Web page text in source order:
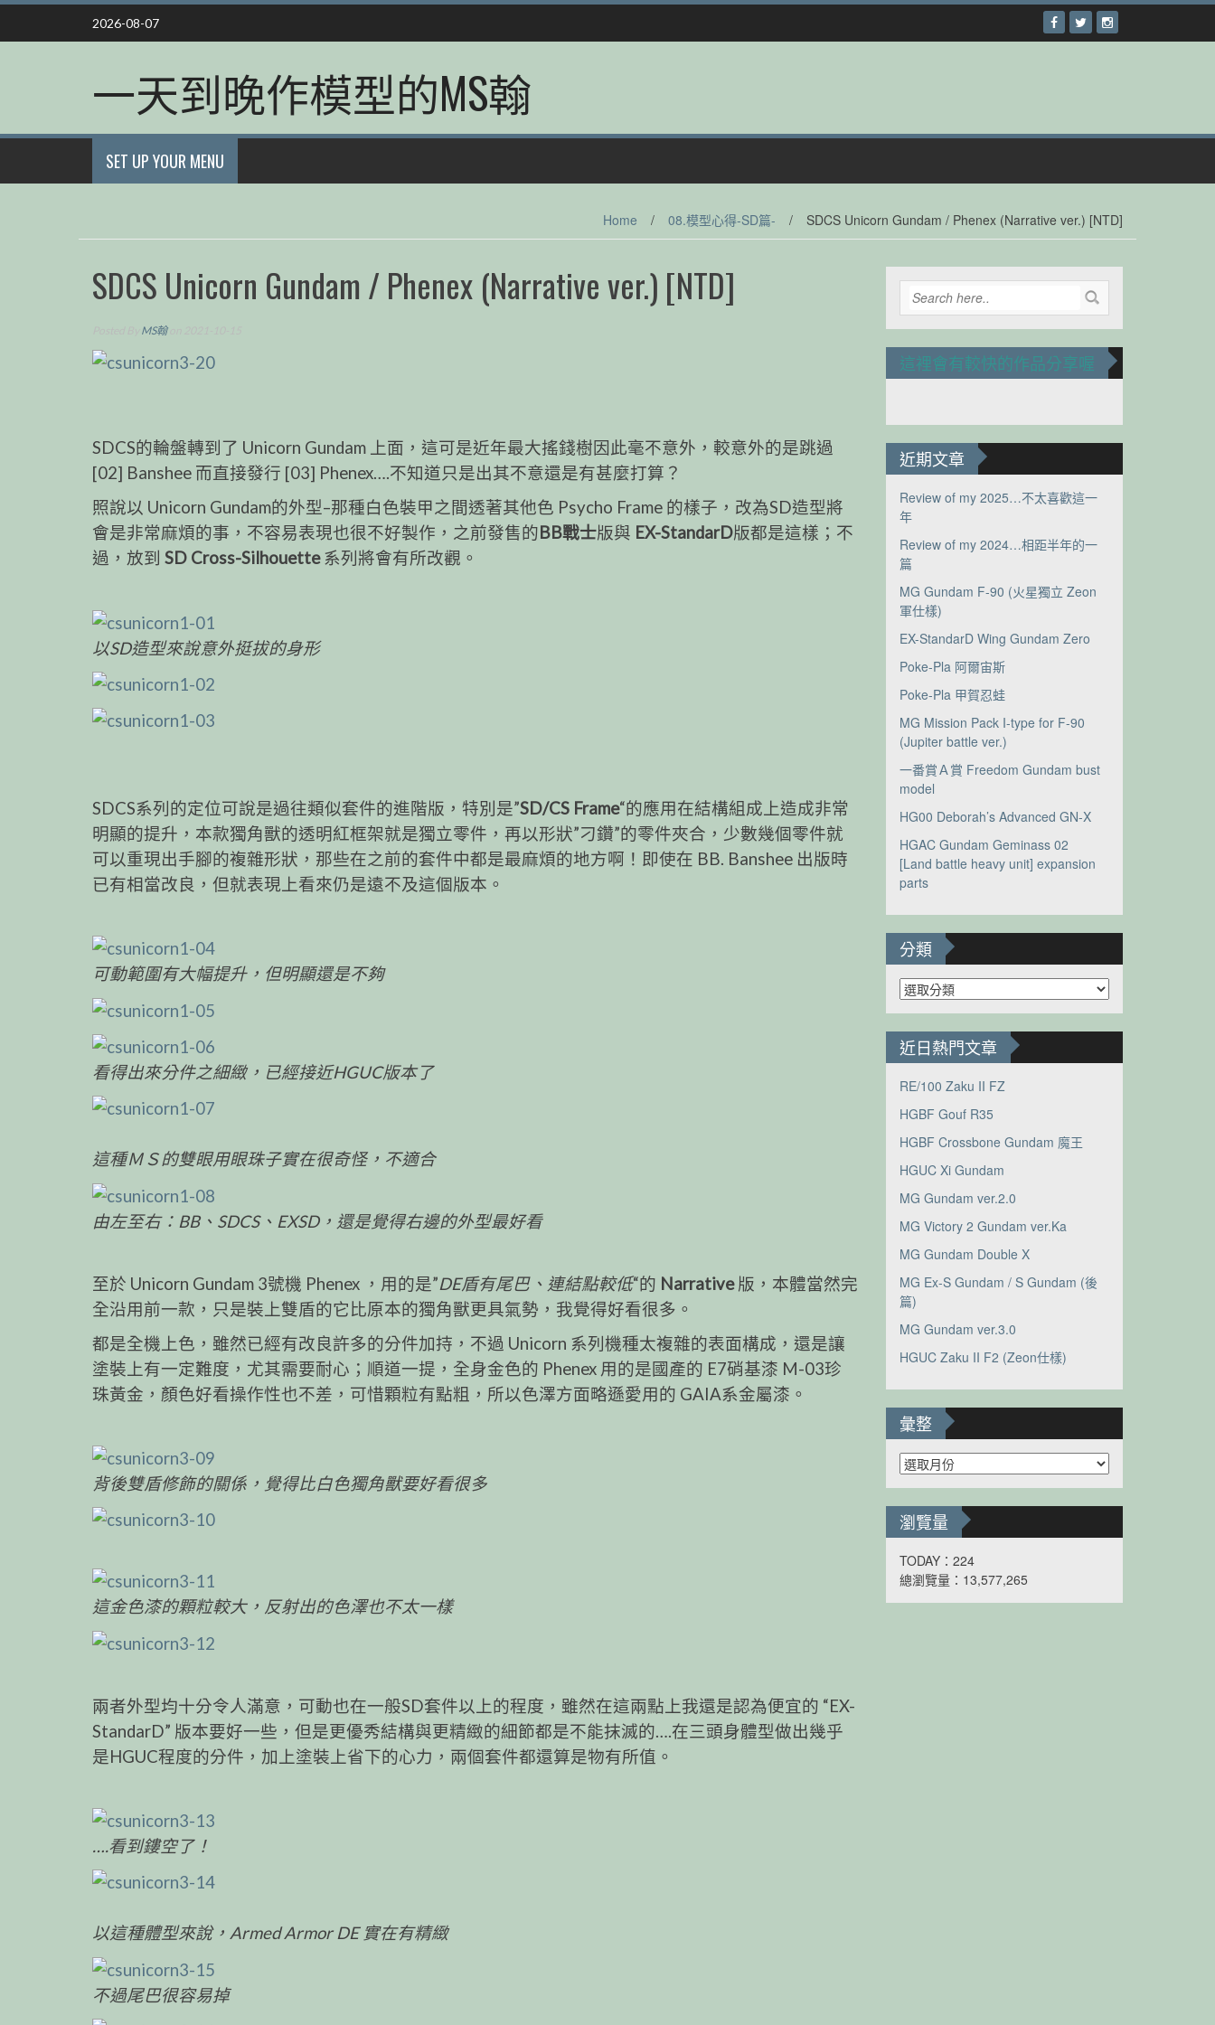
Skip
content
2026-08-07
一天到晚作模型的MS翰
SET UP YOUR MENU
Home / 08.模型心得-SD篇- / SDCS Unicorn Gundam / Phenex (Narrative ver.) [NTD]
SDCS Unicorn Gundam / Phenex (Narrative ver.) [NTD]
MS翰on 2021-10-15
SDCS的輪盤轉到了 Unicorn Gundam 上面，這可是近年最大搖錢樹因此毫不意外，較意外的是跳過
[02] Banshee 而直接發行 [03] Phenex….不知道只是出其不意還是有甚麼打算？
照說以 Unicorn Gundam的外型–那種白色裝甲之間透著其他色 Psycho Frame 的樣子，改為SD造型將
會是非常麻煩的事，不容易表現也很不好製作，之前發售的BB戰士版與 EX-StandarD版都是這樣；不
過，放到 SD Cross-Silhouette系列將會有所改觀。
以SD造型來說意外挺拔的身形
SDCS系列的定位可說是過往類似套件的進階版，特別是”SD/CS Frame“的應用在結構組成上造成非常
明顯的提升，本款獨角獸的透明紅框架就是獨立零件，再以形狀”刁鑽”的零件夾合，少數幾個零件就
可以重現出手腳的複雜形狀，那些在之前的套件中都是最麻煩的地方啊！即使在 BB. Banshee 出版時
已有相當改良，但就表現上看來仍是遠不及這個版本。
可動範圍有大幅提升，但明顯還是不夠
看得出來分件之細緻，已經接近HGUC版本了
這種ＭＳ的雙眼用眼珠子實在很奇怪，不適合
由左至右：BB、SDCS、EXSD，還是覺得右邊的外型最好看
至於 Unicorn Gundam 3號機 Phenex ，用的是”DE盾有尾巴、連結點較低“的 Narrative版，本體當然完
全沿用前一款，只是裝上雙盾的它比原本的獨角獸更具氣勢，我覺得好看很多。
都是全機上色，雖然已經有改良許多的分件加持，不過 Unicorn 系列機種太複雜的表面構成，還是讓
塗裝上有一定難度，尤其需要耐心；順道一提，全身金色的 Phenex 用的是國產的 E7硝基漆 M-03珍
珠黃金，顏色好看操作性也不差，可惜顆粒有點粗，所以色澤方面略遜愛用的 GAIA系金屬漆。
背後雙盾修飾的關係，覺得比白色獨角獸要好看很多
這金色漆的顆粒較大，反射出的色澤也不太一樣
兩者外型均十分令人滿意，可動也在一般SD套件以上的程度，雖然在這兩點上我還是認為便宜的 “EX-
StandarD” 版本要好一些，但是更優秀結構與更精緻的細節都是不能抹滅的….在三頭身體型做出幾乎
是HGUC程度的分件，加上塗裝上省下的心力，兩個套件都還算是物有所值。
….看到鏤空了！
以這種體型來說，Armed Armor DE 實在有精緻
不過尾巴很容易掉
這裡會有較快的作品分享喔
近期文章
Review of my 2025…不太喜歡這一
年
Review of my 2024…相距半年的一
篇
MG Gundam F-90 (火星獨立 Zeon
軍仕樣)
EX-StandarD Wing Gundam Zero
Poke-Pla 阿爾宙斯
Poke-Pla 甲賀忍蛙
MG Mission Pack I-type for F-90
(Jupiter battle ver.)
一番賞Ａ賞 Freedom Gundam bust
model
HG00 Deborah’s Advanced GN-X
HGAC Gundam Geminass 02
[Land battle heavy unit] expansion
parts
分類
分
類
近日熱門文章
RE/100 Zaku II FZ
HGBF Gouf R35
HGBF Crossbone Gundam 魔王
HGUC Xi Gundam
MG Gundam ver.2.0
MG Victory 2 Gundam ver.Ka
MG Gundam Double X
MG Ex-S Gundam / S Gundam (後
篇)
MG Gundam ver.3.0
HGUC Zaku II F2 (Zeon仕樣)
彙整
彙
整
瀏覽量
TODAY：224
總瀏覽量：13,577,265